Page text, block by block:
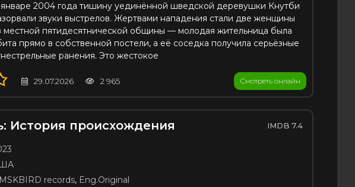
2004 года тишину уединённой шведской деревушки Кнутби
звуки выстрелов. Жертвами нападения стали две женщины
местной пятидесятнической общины — молодая жительница была
прямо в собственной постели, а её соседка получила серьёзные
ранения. Это жестокое
29.07.2026 2 965 Смотреть онлайн
История происхождения 7.4
records, Eng.Original